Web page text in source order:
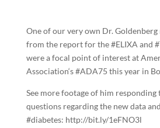
One of our very own Dr.
from the report for the #ELIXA and
were a focal point of interest at
Association‘s #ADA75 this year in
See more footage of him responding
questions regarding the new data
#diabetes: http://bit.ly/1eFNO3l